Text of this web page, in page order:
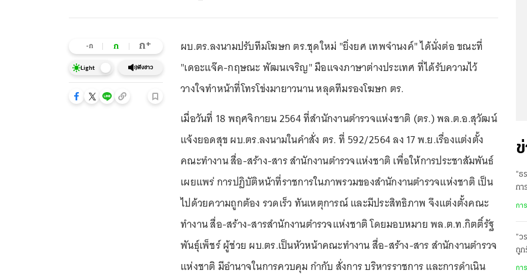
-ก ก ก+
Light ฟังข่าว
ผบ.ตร.ลงนามปรับทีมโฆษก ตร.ชุดใหม่ "ยิ่งยศ เทพจำนงค์" ได้นั่งต่อ ขณะที่
"เดอะแจ๊ค-กฤษณะ พัฒนเจริญ" มือแจงภาษาต่างประเทศ ที่ได้รับความไว้
วางใจทำหน้าที่โทรโข่งมายาวนาน หลุดทีมรองโฆษก ตร.
เมื่อวันที่ 18 พฤศจิกายน 2564 ที่สำนักงานตำรวจแห่งชาติ (ตร.) พล.ต.อ.สุวัฒน์
แจ้งยอดสุข ผบ.ตร.ลงนามในคำสั่ง ตร. ที่ 592/2564 ลง 17 พ.ย.เรื่องแต่งตั้ง
คณะทำงาน สื่อ-สร้าง-สาร สำนักงานตำรวจแห่งชาติ เพื่อให้การประชาสัมพันธ์
เผยแพร่ การปฏิบัติหน้าที่ราชการในภาพรวมของสำนักงานตำรวจแห่งชาติ เป็น
ไปด้วยความถูกต้อง รวดเร็ว ทันเหตุการณ์ และมีประสิทธิภาพ จึงแต่งตั้งคณะ
ทำงาน สื่อ-สร้าง-สารสำนักงานตำรวจแห่งชาติ โดยมอบหมาย พล.ต.ท.กิตติ์รัฐ
พันธุ์เพ็ชร์ ผู้ช่วย ผบ.ตร.เป็นหัวหน้าคณะทำงาน สื่อ-สร้าง-สาร สำนักงานตำรวจ
แห่งชาติ มีอำนาจในการควบคุม กำกับ สั่งการ บริหารราชการ และการดำเนิน
“ธ
กา
กา
“ว
ถูก
กา